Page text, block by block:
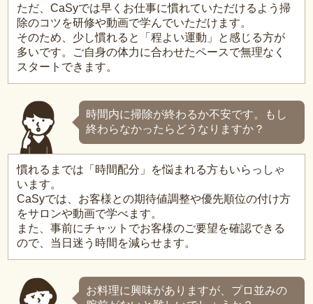
ただ、CaSyでは早くお仕事に慣れていただけるよう掃
除のコツを研修や動画で学んでいただけます。
そのため、少し慣れると「程よい運動」と感じる方が
多いです。ご自身の体力に合わせたペースで無理なく
スタートできます。
時間内に掃除が終わるか不安です。もし
終わらなかったらどうなりますか？
慣れるまでは「時間配分」を悩まれる方もいらっしゃ
います。
CaSyでは、お客様との期待値調整や優先順位の付け方
をサロンや動画で学べます。
また、事前にチャットでお客様のご要望を確認できる
ので、当日迷う時間を減らせます。
お料理に興味がありますが、プロ並みの